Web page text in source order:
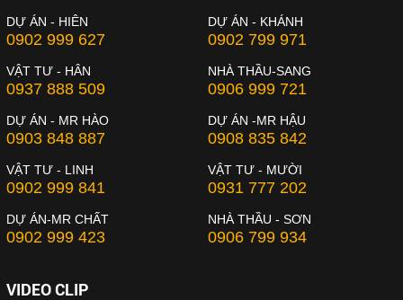
DỰ ÁN - HIÊN
0902 999 627
DỰ ÁN - KHÁNH
0902 799 971
VẬT TƯ - HÂN
0937 888 509
NHÀ THẦU-SANG
0906 999 721
DỰ ÁN - MR HÀO
0903 848 887
DỰ ÁN -MR HẬU
0908 835 842
VẬT TƯ - LINH
0902 999 841
VẬT TƯ - MƯỜI
0931 777 202
DỰ ÁN-MR CHẤT
0902 999 423
NHÀ THẦU - SƠN
0906 799 934
VIDEO CLIP